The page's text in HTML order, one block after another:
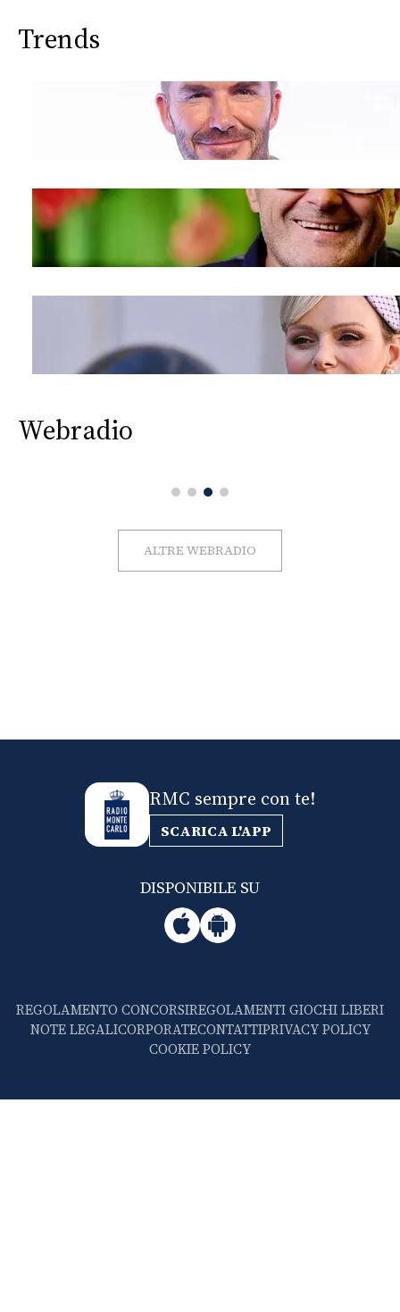
Trends
Webradio
ALTRE WEBRADIO
RMC sempre con te!
SCARICA L'APP
DISPONIBILE SU
REGOLAMENTO CONCORSIREGOLAMENTI GIOCHI LIBERI
NOTE LEGALICORPORATECONTATTIPRIVACY POLICY
COOKIE POLICY